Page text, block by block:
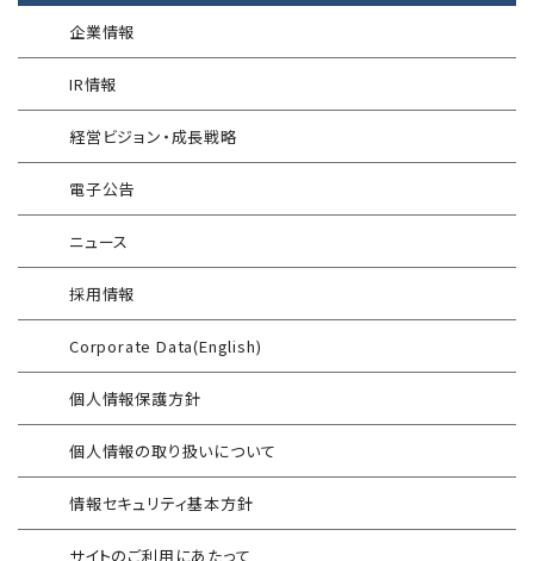
プレリミナリーサーベイ
「サプライチェーン強化に向けたセキュリティ対策評価制度」
運用開始に備えた事前対策支援サービス
インシデント対応訓練
インシデント対応訓練シミュレーター
情報セキュリティリスクアセスメント
FISCガイドライン準拠対応支援サービス
地方公共団体向け 情報セキュリティ
セルフアセスメント
産業制御システム向けリスクアセスメント
EC加盟店様向け セキュリティ・チェックリスト
SQAT with Swift Delivery
WAF運用
G-MDR
インターネット分離クラウド
SIEM運用／分析
Splunk自動遮断連携
エンドポイントセキュリティ EDR-MSS
Security-First Aidサービス
セキュアメール
AAMSマルウェア・プロテクト
セキュリティログ分析／活用支援
SQAT®情報セキュリティ瓦版
導入事例
技術情報／コラム
企業情報
IR情報
経営ビジョン・成長戦略
電子公告
ニュース
採用情報
Corporate Data(English)
個人情報保護方針
個人情報の取り扱いについて
情報セキュリティ基本方針
サイトのご利用にあたって